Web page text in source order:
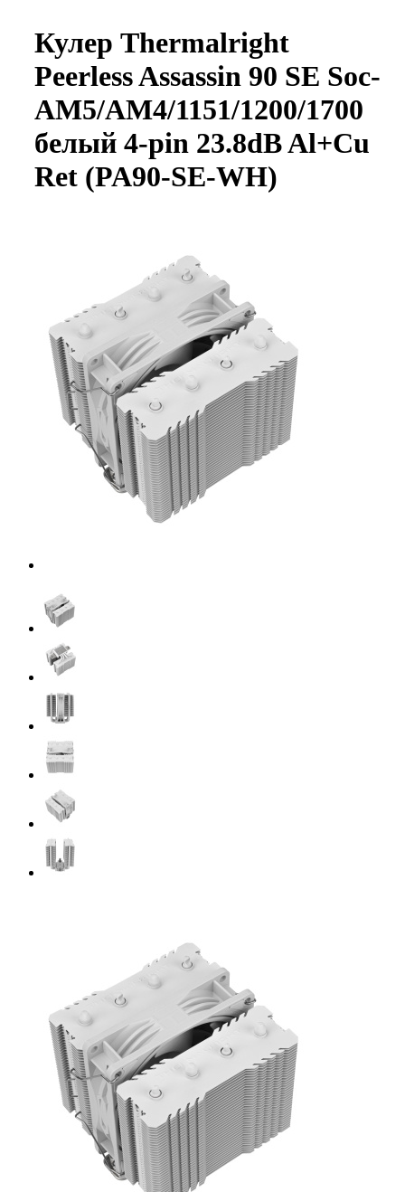
Кулер Thermalright
Peerless Assassin 90 SE Soc-
AM5/AM4/1151/1200/1700
белый 4-pin 23.8dB Al+Cu
Ret (PA90-SE-WH)